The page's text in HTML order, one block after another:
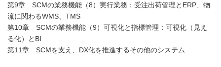
第9章 SCMの業務機能（8）実行業務：受注出荷管理とERP、物
流に関わるWMS、TMS
第10章 SCMの業務機能（9）可視化と指標管理：可視化（見え
る化）とBI
第11章 SCMを支え、DX化を推進するその他のシステム